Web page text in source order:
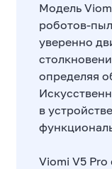
Модель
роботов-
уверенно
определяя
в
Viomi V5